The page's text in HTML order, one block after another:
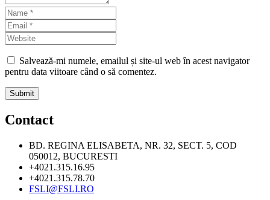
Salvează-mi numele, emailul și site-ul web în acest navigator
pentru data viitoare când o să comentez.
Contact
BD. REGINA ELISABETA, NR. 32, SECT. 5, COD
050012, BUCURESTI
+4021.315.16.95
+4021.315.78.70
FSLI@FSLI.RO